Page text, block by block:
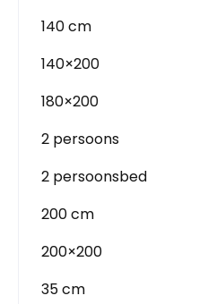
140 cm
140×200
180×200
2 persoons
2 persoonsbed
200 cm
200×200
35 cm